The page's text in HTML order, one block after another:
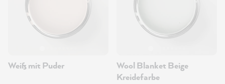
Weiß mit Puder
Wool Blanket Beige
Kreidefarbe